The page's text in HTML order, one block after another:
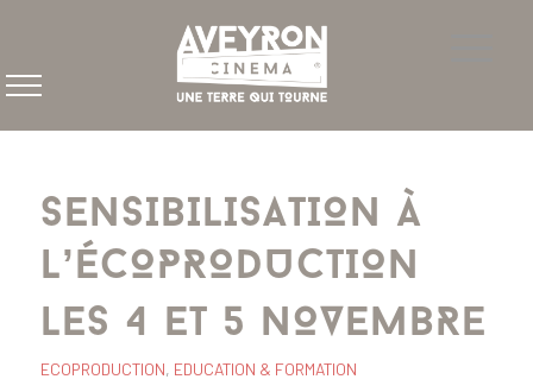
SENSIBILISATION À
L’ÉCOPRODUCTION
LES 4 ET 5 NOVEMBRE
ECOPRODUCTION, EDUCATION & FORMATION